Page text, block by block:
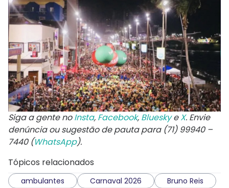
Siga a gente noInsta, Facebook, BlueskyeX. Envie
denúncia ou sugestão de pauta para (71) 99940 –
7440 (WhatsApp).
Tópicos relacionados
ambulantes Carnaval 2026 Bruno Reis